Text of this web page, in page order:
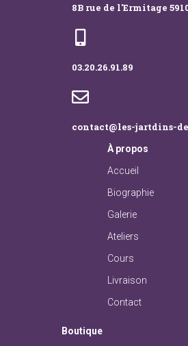
8B rue de l'Ermitage
03.20.26.91.89
contact@les-jartdins-
À propos
Accueil
Biographie
Galerie
Ateliers
Cours
Livraison
Contact
Boutique